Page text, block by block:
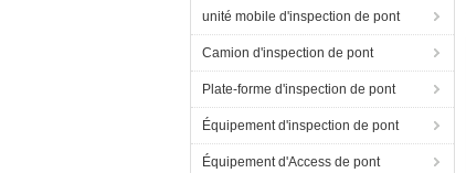
unité mobile d'inspection de pont
Camion d'inspection de pont
Plate-forme d'inspection de pont
Équipement d'inspection de pont
Équipement d'Access de pont